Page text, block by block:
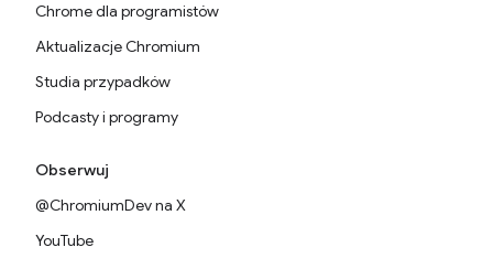
Chrome dla programistów
Aktualizacje Chromium
Studia przypadków
Podcasty i programy
Obserwuj
@ChromiumDev na X
YouTube